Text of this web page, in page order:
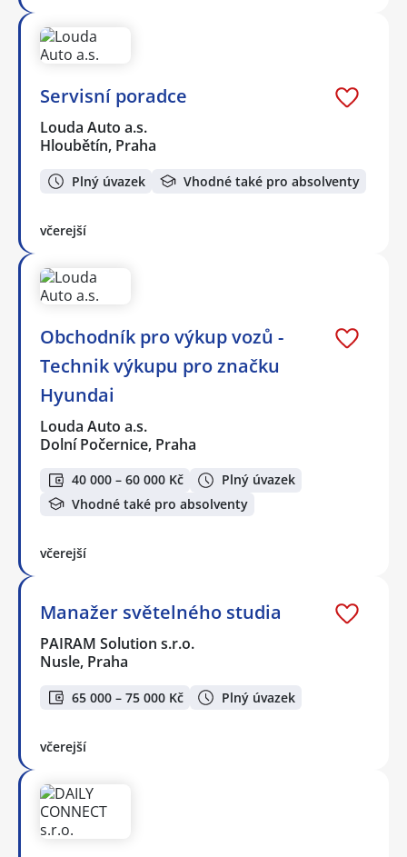
Servisní poradce
Louda Auto a.s.
Hloubětín, Praha
Plný úvazek Vhodné také pro absolventy
včerejší
Obchodník pro výkup vozů -
Technik výkupu pro značku
Hyundai
Louda Auto a.s.
Dolní Počernice, Praha
40 000 – 60 000 Kč
Plný úvazek
Vhodné také pro absolventy
včerejší
Manažer světelného studia
PAIRAM Solution s.r.o.
Nusle, Praha
65 000 – 75 000 Kč Plný úvazek
včerejší